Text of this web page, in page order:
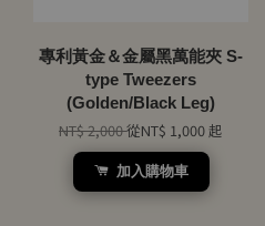
專利黃金＆金屬黑萬能夾 S-
type Tweezers
(Golden/Black Leg)
NT$ 2,000從NT$ 1,000起
加入購物車